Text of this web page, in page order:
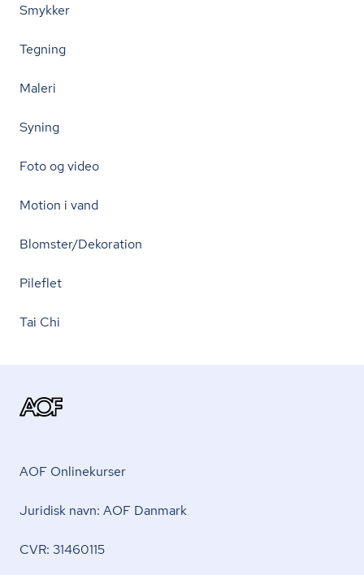
Smykker
Tegning
Maleri
Syning
Foto og video
Motion i vand
Blomster/Dekoration
Pileflet
Tai Chi
AOF Onlinekurser
Juridisk navn: AOF Danmark
CVR: 31460115